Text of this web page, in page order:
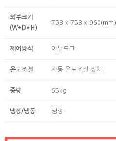
외부크기
(W*D*H)
753 x 753 x 960(mm)
제어방식 아날로그
온도조절 자동 온도조절 장치
중량 65kg
냉장/냉동 냉장